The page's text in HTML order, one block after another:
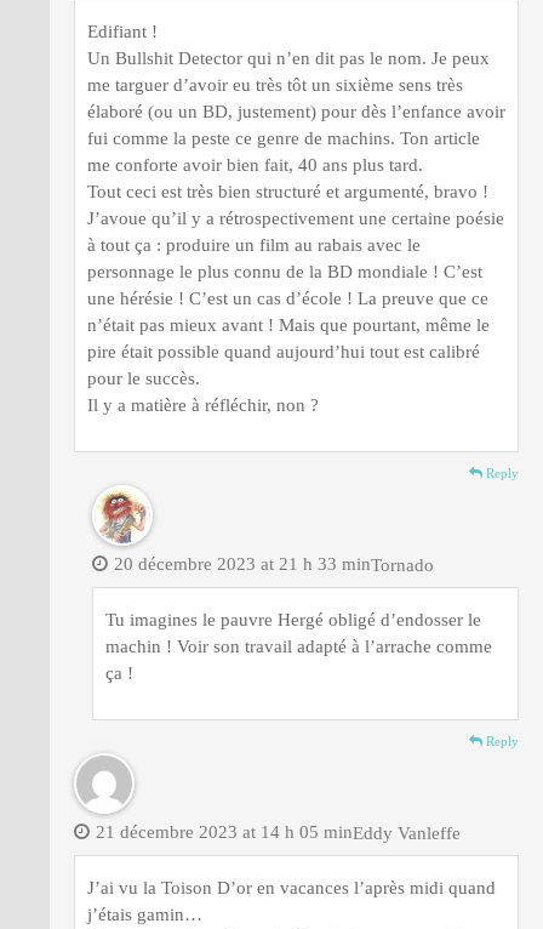
Edifiant !
Un Bullshit Detector qui n’en dit pas le nom. Je peux
me targuer d’avoir eu très tôt un sixième sens très
élaboré (ou un BD, justement) pour dès l’enfance avoir
fui comme la peste ce genre de machins. Ton article
me conforte avoir bien fait, 40 ans plus tard.
Tout ceci est très bien structuré et argumenté, bravo !
J’avoue qu’il y a rétrospectivement une certaine poésie
à tout ça : produire un film au rabais avec le
personnage le plus connu de la BD mondiale ! C’est
une hérésie ! C’est un cas d’école ! La preuve que ce
n’était pas mieux avant ! Mais que pourtant, même le
pire était possible quand aujourd’hui tout est calibré
pour le succès.
Il y a matière à réfléchir, non ?
Reply
Tornado
20 décembre 2023 at 21 h 33 min
Tu imagines le pauvre Hergé obligé d’endosser le
machin ! Voir son travail adapté à l’arrache comme
ça !
Reply
Eddy Vanleffe
21 décembre 2023 at 14 h 05 min
J’ai vu la Toison D’or en vacances l’après midi quand
j’étais gamin…